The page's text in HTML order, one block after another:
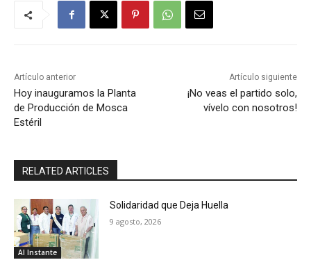
Artículo anterior
Hoy inauguramos la Planta
de Producción de Mosca
Estéril
Artículo siguiente
¡No veas el partido solo,
vívelo con nosotros!
RELATED ARTICLES
Al Instante
Solidaridad que Deja Huella
9 agosto, 2026